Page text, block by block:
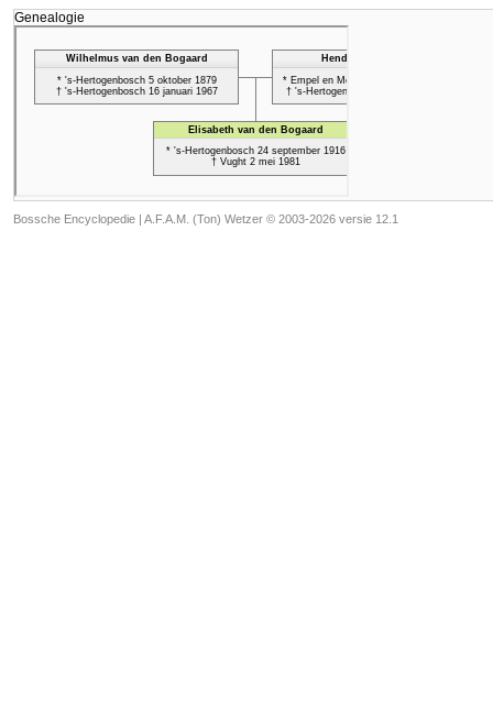
Genealogie
Bossche Encyclopedie | A.F.A.M. (Ton) Wetzer © 2003-2026 versie 12.1